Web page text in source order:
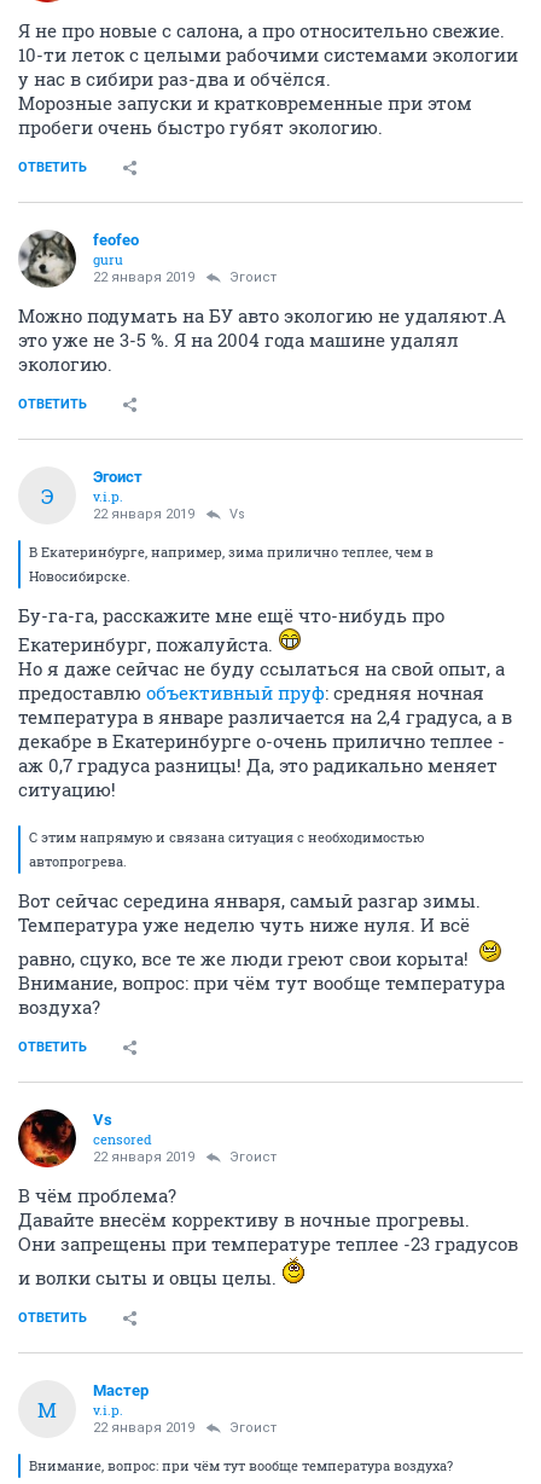
Я не про новые с салона, а про относительно свежие.
10-ти леток с целыми рабочими системами экологии
у нас в сибири раз-два и обчёлся.
Морозные запуски и кратковременные при этом
пробеги очень быстро губят экологию.
ОТВЕТИТЬ
feofeo
guru
22 января 2019 Эгоист
Можно подумать на БУ авто экологию не удаляют.А
это уже не 3-5 %. Я на 2004 года машине удалял
экологию.
ОТВЕТИТЬ
Э
Эгоист
v.i.p.
22 января 2019 Vs
В Екатеринбурге, например, зима прилично теплее, чем в
Новосибирске.
Бу-га-га, расскажите мне ещё что-нибудь про
Екатеринбург, пожалуйста.
Но я даже сейчас не буду ссылаться на свой опыт, а
предоставлю объективный пруф: средняя ночная
температура в январе различается на 2,4 градуса, а в
декабре в Екатеринбурге о-очень прилично теплее -
аж 0,7 градуса разницы! Да, это радикально меняет
ситуацию!
С этим напрямую и связана ситуация с необходимостью
автопрогрева.
Вот сейчас середина января, самый разгар зимы.
Температура уже неделю чуть ниже нуля. И всё
равно, сцуко, все те же люди греют свои корыта!
Внимание, вопрос: при чём тут вообще температура
воздуха?
ОТВЕТИТЬ
Vs
censored
22 января 2019 Эгоист
В чём проблема?
Давайте внесём коррективу в ночные прогревы.
Они запрещены при температуре теплее -23 градусов
и волки сыты и овцы целы.
ОТВЕТИТЬ
М
Мастер
v.i.p.
22 января 2019 Эгоист
Внимание, вопрос: при чём тут вообще температура воздуха?